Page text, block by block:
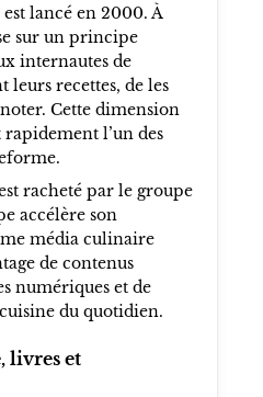
est lancé en 2000. À
sur un principe
internautes de
leurs recettes, de les
Cette dimension
l’un des
racheté par le groupe
accélère son
média culinaire
de contenus
numériques et de
du quotidien.
livres et